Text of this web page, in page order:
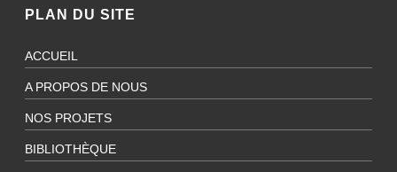
PLAN DU SITE
ACCUEIL
A PROPOS DE NOUS
NOS PROJETS
BIBLIOTHÈQUE